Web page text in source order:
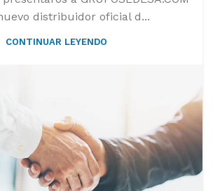
distribuidor oficial d...
CONTINUAR LEYENDO